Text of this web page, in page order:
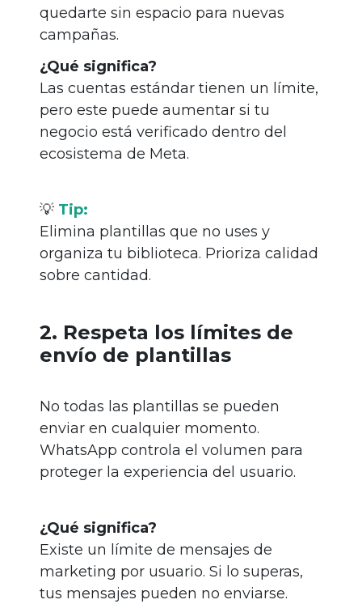
quedarte sin espacio para nuevas
campañas.
¿Qué significa?
Las cuentas estándar tienen un límite,
pero este puede aumentar si tu
negocio está verificado dentro del
ecosistema de Meta.
💡 Tip:
Elimina plantillas que no uses y
organiza tu biblioteca. Prioriza calidad
sobre cantidad.
2. Respeta los límites de
envío de plantillas
No todas las plantillas se pueden
enviar en cualquier momento.
WhatsApp controla el volumen para
proteger la experiencia del usuario.
¿Qué significa?
Existe un límite de mensajes de
marketing por usuario. Si lo superas,
tus mensajes pueden no enviarse.